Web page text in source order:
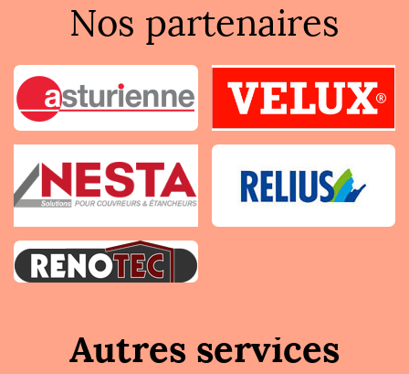
Nos partenaires
Autres services